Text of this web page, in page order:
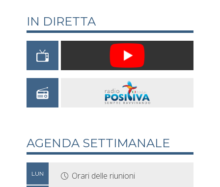
IN DIRETTA
AGENDA SETTIMANALE
LUN Orari delle riunioni